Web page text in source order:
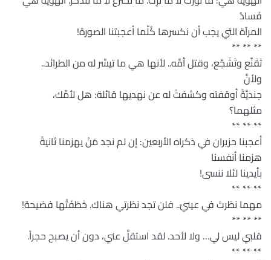
فَسادُ
المرآة التي يجب أن نكسرها كُلَّما أعجبتنا الصورة!
** ** **
تَقَنَّع وتَشَجَّع، وقتل أمَّه.. لأنها هي ما تيسَّر له من الطرائد..
ولأنَّ
جنديَّةً أوقفته وكشفتْ له عن نهديها قائلة: هل لأمِّك،
مثلهما؟
** ** **
أعجبنا حزيران في ذكراه الأربعين: إن لم نجد مَنْ يهزمنا ثانيةً
هزمنا أنفسنا
بأيدينا لئلا ننسى!
** ** **
مهما نظرتَ في عينيّ.. فلن تجد نظرتي هناك. خَطَفَتْها فضيحة!
** ** **
قلبي ليس لي… ولا لأحد. لقد استقلَّ عني، دون أن يصبح حجراً.
** ** **